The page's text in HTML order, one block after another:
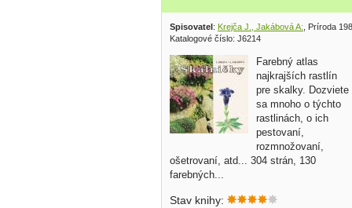
Spisovatel : Krejča J., Jakábová A: , Príroda
Katalogové číslo: J6214
Farebný atlas
najkrajších rastlín
pre skalky. Dozviete
sa mnoho o týchto
rastlinách, o ich
pestovaní,
rozmnožovaní,
ošetrovaní, atd... 304 strán, 130
farebných...
Stav knihy: